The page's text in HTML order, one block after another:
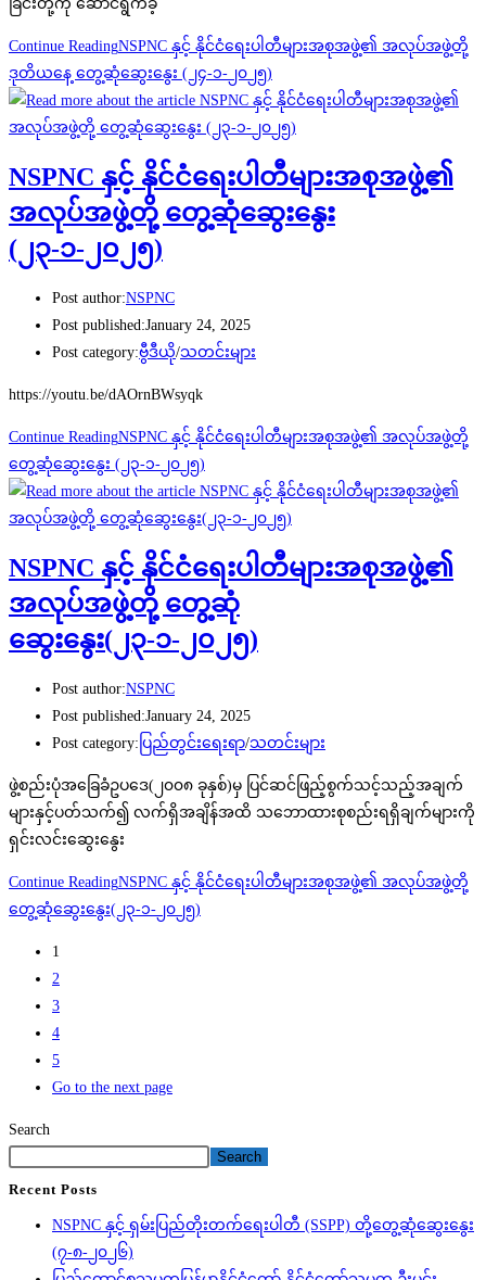
ခြင်းတို့ကို ဆောင်ရွက်ခဲ့
Continue ReadingNSPNC နှင့် နိုင်ငံရေးပါတီများအစုအဖွဲ့၏ အလုပ်အဖွဲ့တို့
ဒုတိယနေ့ တွေ့ဆုံဆွေးနွေး (၂၄-၁-၂၀၂၅)
NSPNC နှင့် နိုင်ငံရေးပါတီများအစုအဖွဲ့၏
အလုပ်အဖွဲ့တို့ တွေ့ဆုံဆွေးနွေး
(၂၃-၁-၂၀၂၅)
Post author:NSPNC
Post published:January 24, 2025
Post category:ဗွီဒီယို/သတင်းများ
https://youtu.be/dAOrnBWsyqk
Continue ReadingNSPNC နှင့် နိုင်ငံရေးပါတီများအစုအဖွဲ့၏ အလုပ်အဖွဲ့တို့
တွေ့ဆုံဆွေးနွေး (၂၃-၁-၂၀၂၅)
NSPNC နှင့် နိုင်ငံရေးပါတီများအစုအဖွဲ့၏
အလုပ်အဖွဲ့တို့ တွေ့ဆုံ
ဆွေးနွေး(၂၃-၁-၂၀၂၅)
Post author:NSPNC
Post published:January 24, 2025
Post category: ပြည်တွင်းရေးရာ/သတင်းများ
ဖွဲ့စည်းပုံအခြေခံဥပဒေ(၂၀၀၈ ခုနှစ်)မှ ပြင်ဆင်ဖြည့်စွက်သင့်သည့်အချက်
များနှင့်ပတ်သက်၍ လက်ရှိအချိန်အထိ သဘောထားစုစည်းရရှိချက်များကို
ရှင်းလင်းဆွေးနွေး
Continue ReadingNSPNC နှင့် နိုင်ငံရေးပါတီများအစုအဖွဲ့၏ အလုပ်အဖွဲ့တို့
တွေ့ဆုံဆွေးနွေး(၂၃-၁-၂၀၂၅)
1
2
3
4
5
Go to the next page
Search
Search
Recent Posts
NSPNC နှင့် ရှမ်းပြည်တိုးတက်ရေးပါတီ (SSPP) တို့တွေ့ဆုံဆွေးနွေး
(၇-၈-၂၀၂၆)